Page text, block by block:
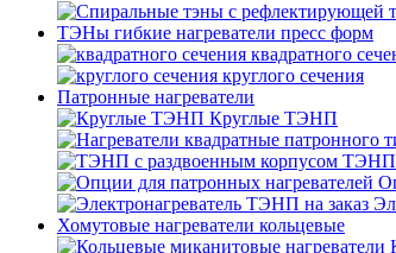
ТЭНы гибкие нагреватели пресс форм
квадратного
круглого сечения
Патронные нагреватели
Круглые ТЭНП
ТЭНП
Хомутовые нагреватели кольцевые